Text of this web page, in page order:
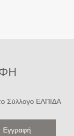
Σύλλογο ΕΛΠΙΔΑ